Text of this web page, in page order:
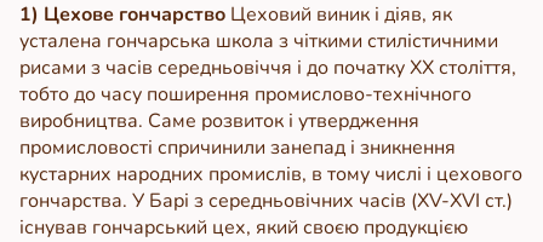
1) Цехове гончарство Цеховий виник і діяв, як
усталена гончарська школа з чіткими стилістичними
рисами з часів середньовіччя і до початку ХХ століття,
тобто до часу поширення промислово-технічного
виробництва. Саме розвиток і утвердження
промисловості спричинили занепад і зникнення
кустарних народних промислів, в тому числі і цехового
гончарства. У Барі з середньовічних часів (ХV-ХVI ст.)
існував гончарський цех, який своєю продукцією